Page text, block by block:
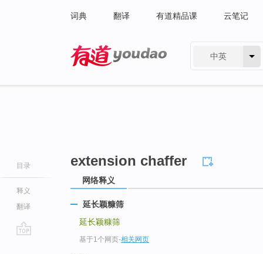
词典 翻译 有道精品课 云笔记
中英
目录
释义
翻译
extension chaffer
网络释义
延长颖糠筛
延长颖糠筛
基于1个网页-相关网页